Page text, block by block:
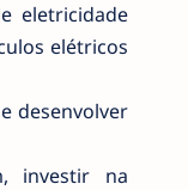
eletricidade
elétricos
desenvolver
investir na